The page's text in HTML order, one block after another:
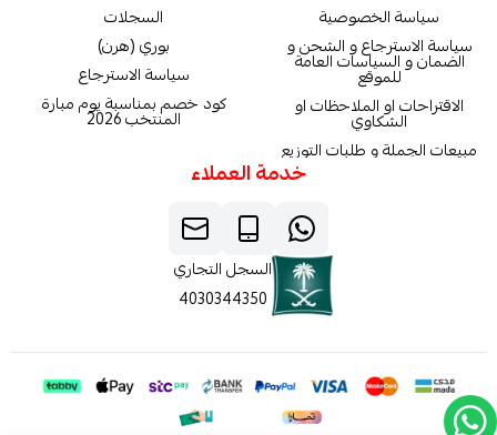
سياسة الخصوصية
سياسة الاسترجاع و الشحن و
الضمان و السياسات العامة
للموقع
الاقتراحات او الملاحظات او
الشكاوي
مبيعات الجملة و طلبات التوزيع
السجلات
بوري (هرن)
سياسة الاسترجاع
كود خصم بمناسبة يوم مبارة
المنتخب 2026
خدمة العملاء
السجل التجاري
4030344350